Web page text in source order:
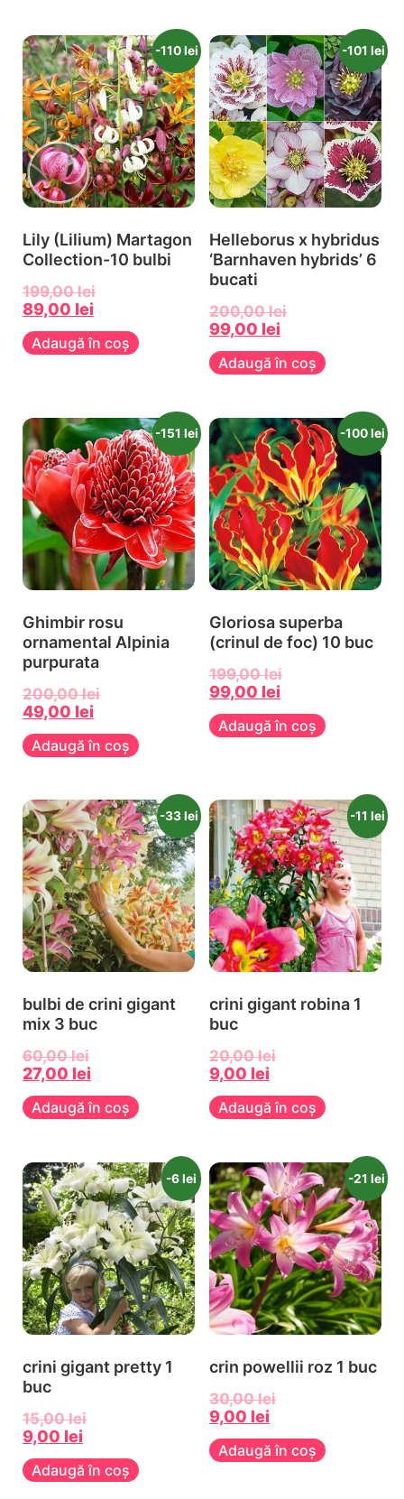
curând posibil. Dacă vedeți mucegai albastru sau verde
pe solzile exterioare, acest lucru este normal și nu este
motiv de îngrijorare atunci cand plantati bulbi de crin.
Crinii au un caracter și o minte proprie. Oricine lucrează
cu bulbi de crini trebuie să-și amintească acest lucru,
întrucât becurile de nuferi nu le place să fie prea mult
timp în sol și trebuie replantate cât mai repede. Solul
rece și soarele cald sunt ideale pentru becurile de crin.
Crinii sunt plantați toamna, ca majoritatea altor bulbi.
Dar unele soiuri sunt plantate cel mai bine la începutul
primăverii (martie, aprilie). Vă rugăm să consultați
pagina noastră despre plantarea bulbilor de crin pentru
-110 lei
Lily (Lilium) Martagon
Collection-10 bulbi
199,00lei
89,00 lei
Adaugă în coș
-101 lei
Helleborus x hybridus
‘Barnhaven hybrids’ 6
bucati
200,00lei
99,00 lei
Adaugă în coș
-151 lei
Ghimbir rosu
ornamental Alpinia
purpurata
200,00lei
49,00 lei
Adaugă în coș
-100 lei
Gloriosa superba
(crinul de foc) 10 buc
199,00lei
99,00 lei
Adaugă în coș
-33 lei
bulbi de crini gigant
mix 3 buc
60,00lei
27,00 lei
Adaugă în coș
-11 lei
crini gigant robina 1
buc
20,00lei
9,00 lei
Adaugă în coș
-6 lei
crini gigant pretty 1
buc
15,00lei
9,00 lei
Adaugă în coș
-21 lei
crin powellii roz 1 buc
30,00lei
9,00 lei
Adaugă în coș